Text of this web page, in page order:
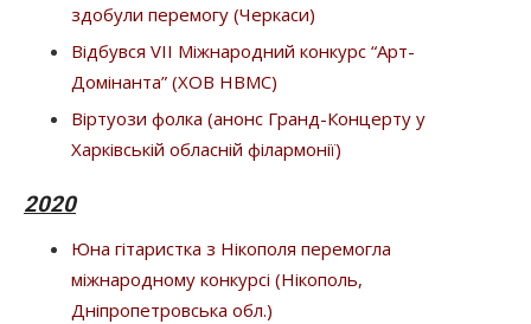
здобули перемогу (Черкаси)
Відбувся VII Міжнародний конкурс “Арт-
Домінанта” (ХОВ НВМС)
Віртуози фолка (анонс Гранд-Концерту у
Харківській обласній філармонії)
2020
Юна гітаристка з Нікополя перемогла
міжнародному конкурсі (Нікополь,
Дніпропетровська обл.)